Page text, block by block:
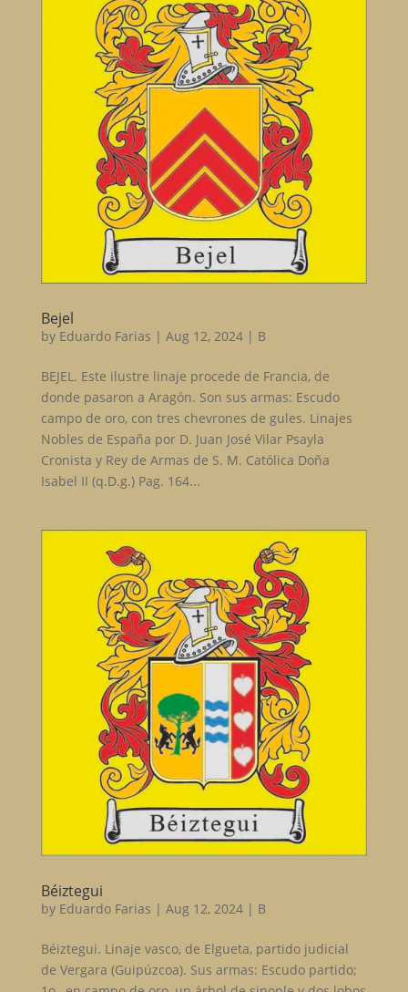
Bejel
by Eduardo Farias | Aug 12, 2024| B
BEJEL. Este ilustre linaje procede de Francia, de
donde pasaron a Aragón. Son sus armas: Escudo
campo de oro, con tres chevrones de gules. Linajes
Nobles de España por D. Juan José Vilar Psayla
Cronista y Rey de Armas de S. M. Católica Doña
Isabel II (q.D.g.) Pag. 164...
Béiztegui
by Eduardo Farias | Aug 12, 2024| B
Béiztegui. Linaje vasco, de Elgueta, partido judicial
de Vergara (Guipúzcoa). Sus armas: Escudo partido;